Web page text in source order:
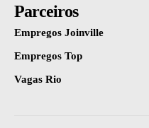
Parceiros
Empregos Joinville
Empregos Top
Vagas Rio